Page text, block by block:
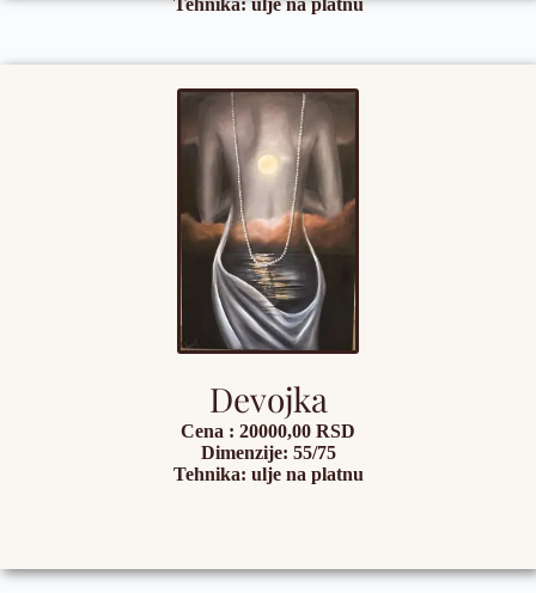
Devojka
Cena : 20000,00 RSD
Dimenzije: 55/75
Tehnika: ulje na platnu